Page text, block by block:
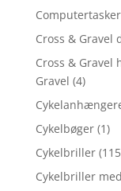
Computertasker
Cross & Gravel
Cross &
Gravel (4)
Cykelbøger (1)
Cykelbriller
Cykelbriller